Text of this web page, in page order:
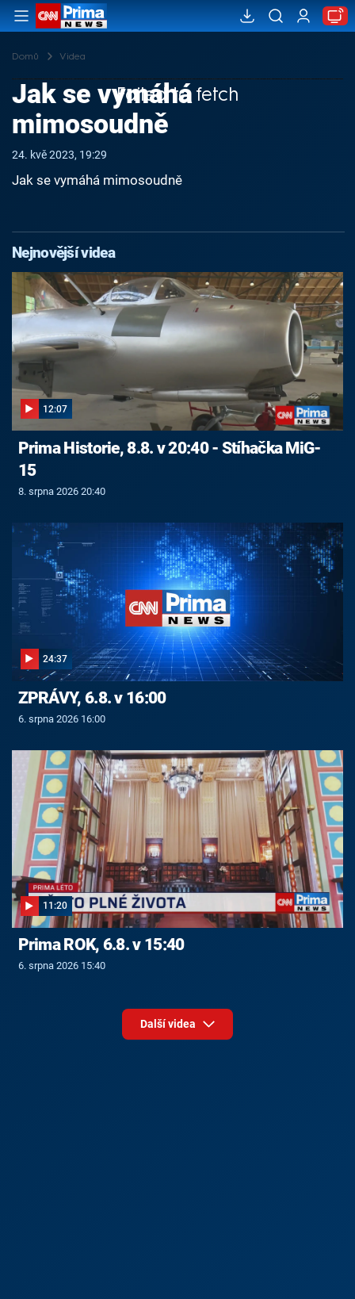
Domů Videa
Failed to fetch
Jak se vymáhá
mimosoudně
24. kvě 2023, 19:29
Jak se vymáhá mimosoudně
Nejnovější videa
12:07
Prima Historie, 8.8. v 20:40 - Stíhačka MiG-
15
8. srpna 2026 20:40
24:37
ZPRÁVY, 6.8. v 16:00
6. srpna 2026 16:00
11:20
Prima ROK, 6.8. v 15:40
6. srpna 2026 15:40
Další videa